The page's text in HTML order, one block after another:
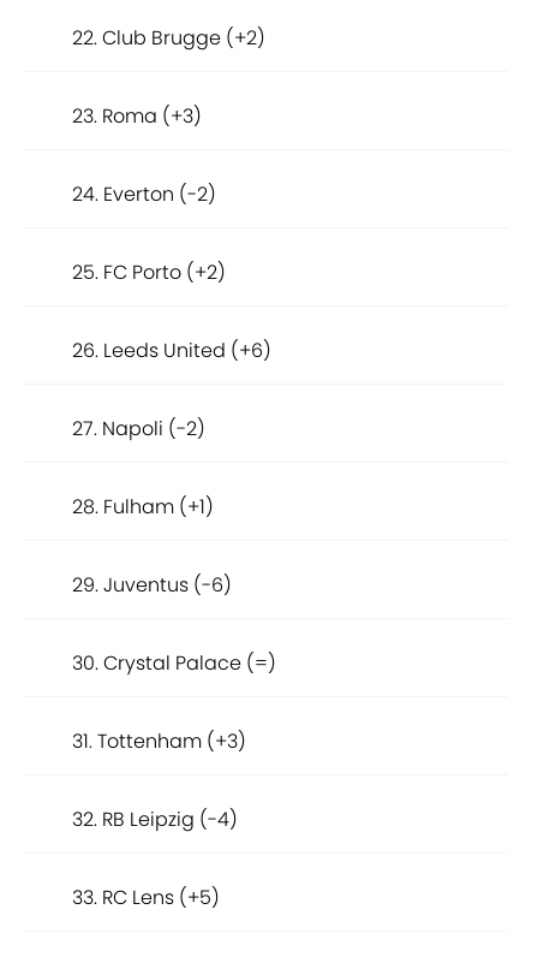
22. Club Brugge (+2)
23. Roma (+3)
24. Everton (-2)
25. FC Porto (+2)
26. Leeds United (+6)
27. Napoli (-2)
28. Fulham (+1)
29. Juventus (-6)
30. Crystal Palace (=)
31. Tottenham (+3)
32. RB Leipzig (-4)
33. RC Lens (+5)